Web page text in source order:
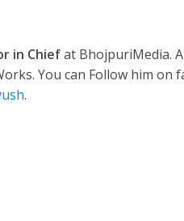
की “गौरी शंकर की प्रेम कहानी” ने मचाया धमाल
in Chiefat BhojpuriMedia.
You can Follow him on
.